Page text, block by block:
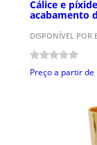
Cálice e
acabamento
DISPONÍVEL POR
Preço a partir de